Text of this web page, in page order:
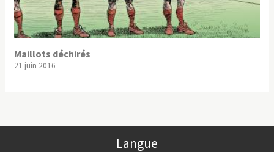
Maillots déchirés
21 juin 2016
Langue